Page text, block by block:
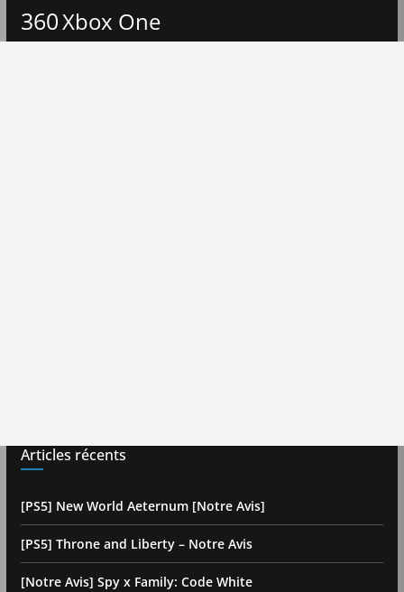
360Xbox One
Articles récents
[PS5] New World Aeternum [Notre Avis]
[PS5] Throne and Liberty – Notre Avis
[Notre Avis] Spy x Family: Code White